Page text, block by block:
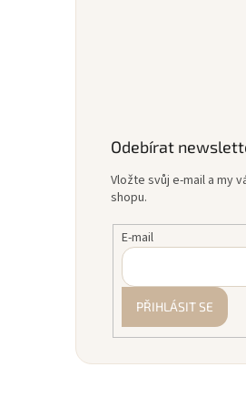
Odebírat
Vložte svůj e-mail a my
shopu.
E-mail
PŘIHLÁSIT SE